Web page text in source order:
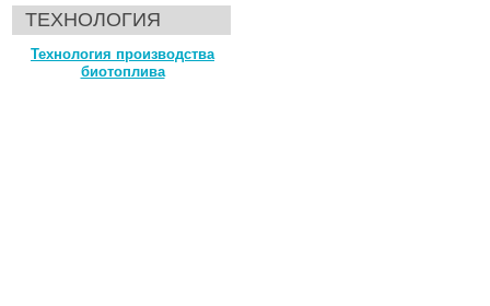
ТЕХНОЛОГИЯ
Технология производства
биотоплива